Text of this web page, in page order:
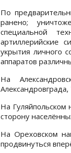
По
ранено;
специальной
артиллерийские
укрытия личного
аппаратов
На
На Гуляйпольском
сторону
На Ореховском
продвинуться